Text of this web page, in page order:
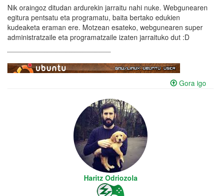
Nik oraingoz ditudan ardurekin jarraitu nahi nuke. Webgunearen
egitura pentsatu eta programatu, baita bertako edukien
kudeaketa eraman ere. Motzean esateko, webgunearen super
administratzaile eta programatzaile izaten jarraituko dut :D
Gora igo
Haritz Odriozola